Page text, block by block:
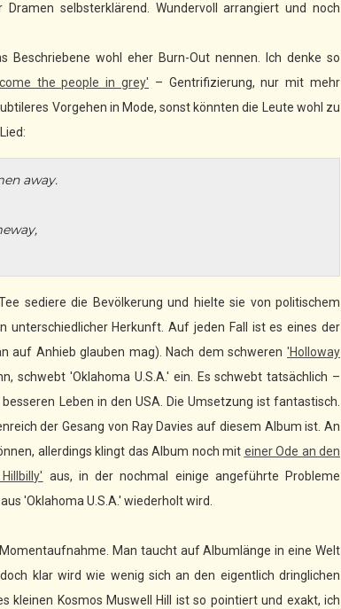
selbsterklärend. Wundervoll arrangiert und noch
wohl eher Burn-Out nennen. Ich denke so
the people in grey' – Gentrifizierung, nur mit mehr
Vorgehen in Mode, sonst könnten die Leute wohl zu
away.
sediere die Bevölkerung und hielte sie von politischem
unterschiedlicher Herkunft. Auf jeden Fall ist es eines der
auf Anhieb glauben mag). Nach dem schweren 'Holloway
schwebt 'Oklahoma U.S.A.' ein. Es schwebt tatsächlich –
Leben in den USA. Die Umsetzung ist fantastisch.
der Gesang von Ray Davies auf diesem Album ist. An
allerdings klingt das Album noch mit einer Ode an den
aus, in der nochmal einige angeführte Probleme
'Oklahoma U.S.A.' wiederholt wird.
Man taucht auf Albumlänge in eine Welt
klar wird wie wenig sich an den eigentlich dringlichen
kleinen Kosmos Muswell Hill ist so pointiert und exakt, ich